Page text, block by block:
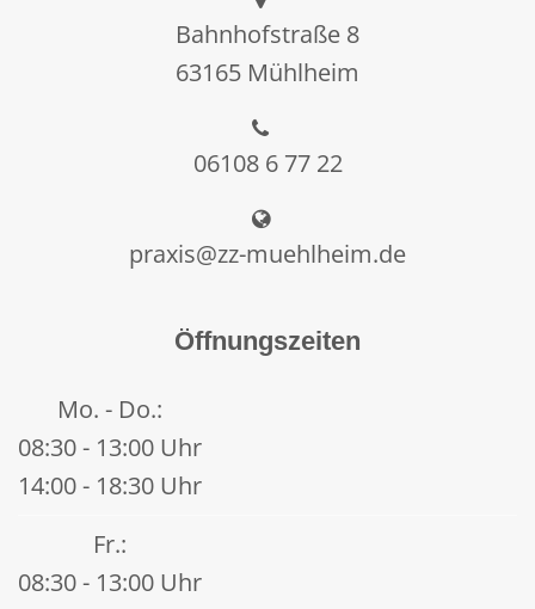
Bahnhofstraße 8
63165 Mühlheim
06108 6 77 22
praxis@zz-muehlheim.de
Öffnungszeiten
Mo. - Do.:
08:30 - 13:00 Uhr
14:00 - 18:30 Uhr
Fr.:
08:30 - 13:00 Uhr